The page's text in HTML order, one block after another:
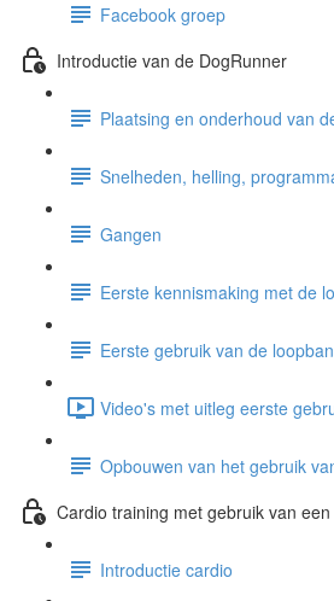
Facebook groep
Introductie van de DogRunner
Plaatsing en onderhoud van
Snelheden, helling,
Gangen
Eerste kennismaking met de
Eerste gebruik van de
Video's met uitleg eerste
Opbouwen van het gebruik
Cardio training met gebruik van
Introductie cardio